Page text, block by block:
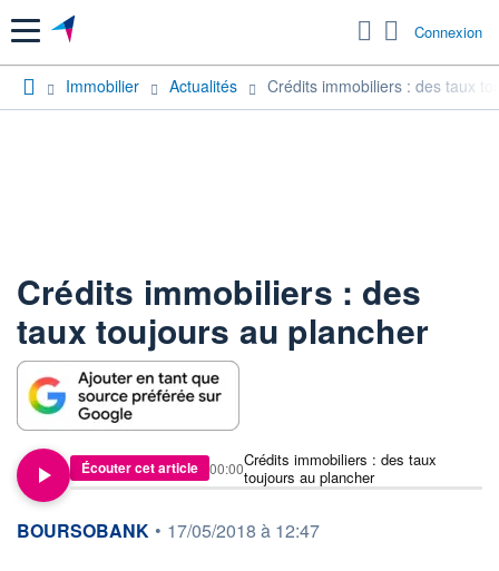
Menu Connexion
Immobilier Actualités Crédits immobiliers : des taux
Crédits immobiliers : des
taux toujours au plancher
Écouter cet article
Crédits immobiliers : des taux
toujours au plancher
00:00
information fournie par
BOURSOBANK • 17/05/2018 à 12:47